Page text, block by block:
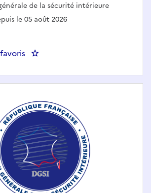
:
de la sécurité intérieure
le 05 août 2026
: Ingénieur opérationnel cyber